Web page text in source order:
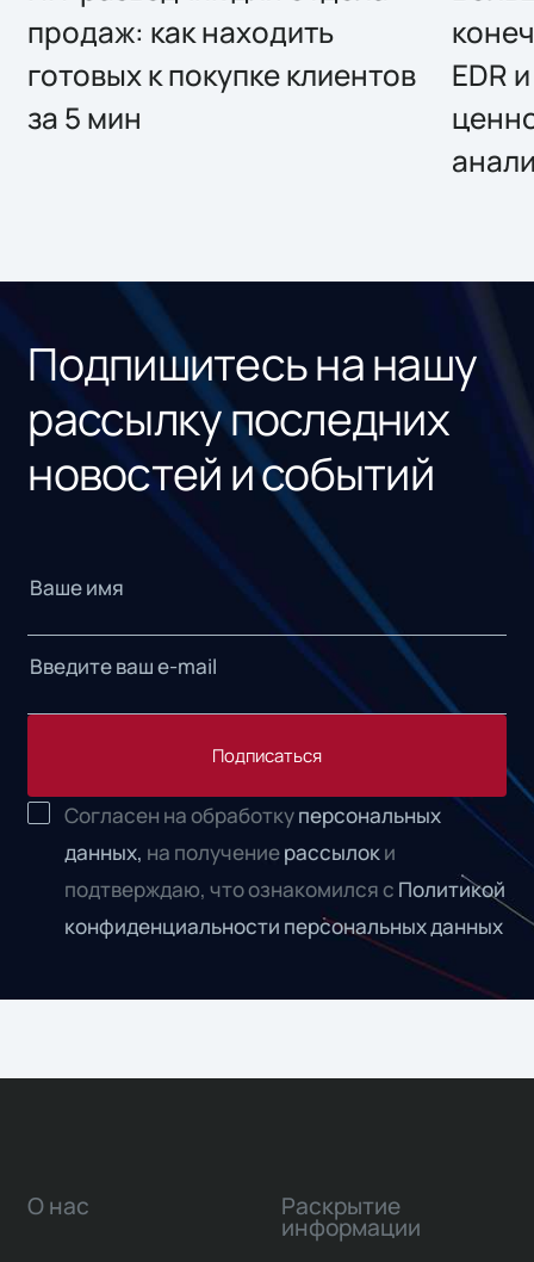
продаж: как находить
готовых к покупке клиентов
за 5 мин
EDR
Подпишитесь на нашу
рассылку последних
новостей и событий
Подписаться
Согласен на обработкуперсональных
данных, на получениерассылок и
подтверждаю, что ознакомился с Политикой
конфиденциальности персональных данных
О нас Раскрытие
информации